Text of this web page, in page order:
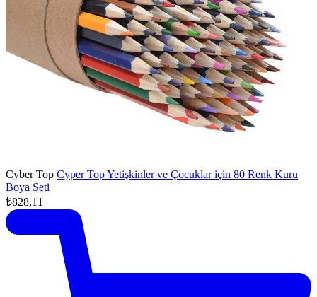
Cyber Top Cyper Top Yetişkinler ve Çocuklar için 80 Renk Kuru
Boya Seti
₺828,11